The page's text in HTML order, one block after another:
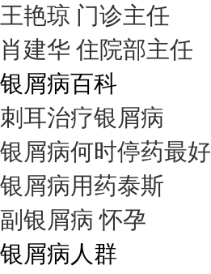
王艳琼 门诊主任
肖建华 住院部主任
银屑病百科
刺耳治疗银屑病
银屑病何时停药最好
银屑病用药泰斯
副银屑病 怀孕
银屑病人群